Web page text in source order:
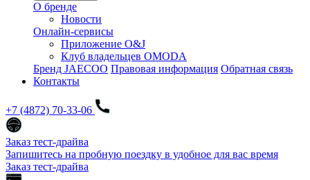
О бренде
Новости
Онлайн-сервисы
Приложение O&J
Клуб владельцев OMODA
Бренд JAECOO Правовая информация Обратная связь
Контакты
+7 (4872) 70-33-06
Заказ тест-драйва
Запишитесь на пробную поездку в удобное для вас время
Заказ тест-драйва